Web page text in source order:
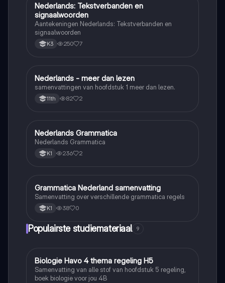
Nederlands
Nederlands: Tekstverbanden en
signaalwoorden
Aantekeningen Nederlands: Tekstverbanden en
signaalwoorden
K3 250 7
Nederlands
Nederlands - meer dan lezen
samenvattingen van hoofdstuk 1 meer dan lezen.
11th 82 2
Nederlands
Nederlands Grammatica
Nederlands Grammatica
K1 236 2
Nederlands
Grammatica Nederland samenvatting
Samenvatting over verschillende grammatica regels
K1 38 0
Populairste studiemateriaal 9
Biologie
Biologie Havo 4 thema regeling H5
Samenvatting van alle stof van hoofdstuk 5 regeling,
boek biologie voor jou 4B